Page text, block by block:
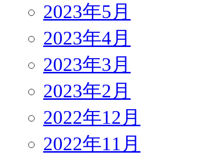
2023年5月
2023年4月
2023年3月
2023年2月
2022年12月
2022年11月